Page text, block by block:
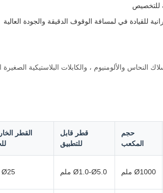
للتخصيص
للقيادة في لمسافة الوقوف الدقيقة والجودة العالية
النحاس والألومنيوم ، والكابلات البلاستيكية
حجم
المكعب
قطر قابل
للتطبيق
القطر
Ø1000 ملم Ø1.0-Ø5.0 ملم Ø25 ملم